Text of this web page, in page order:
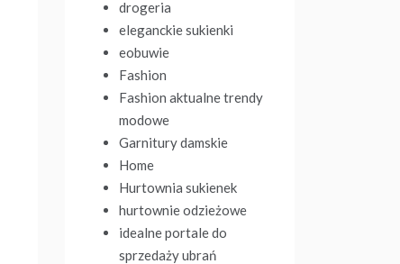
drogeria
eleganckie sukienki
eobuwie
Fashion
Fashion aktualne trendy
modowe
Garnitury damskie
Home
Hurtownia sukienek
hurtownie odzieżowe
idealne portale do
sprzedaży ubrań